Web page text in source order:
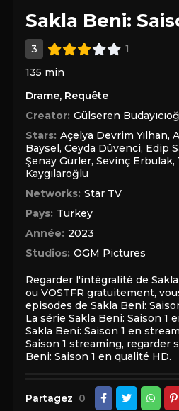
Sakla Beni:
3
1
135 min
Drame, Requête
Creator: Gülseren
Stars: Açelya Devrim Yılhan,
Baysel,Ceyda Düvenci, Edip
Şenay Gürler,Sevinç Erbulak,
Kaygılaroğlu
Networks: Star TV
Pays: Turkey
Année: 2023
Studios: OGM Pictures
Regarder l'intégralité de
ou VOSTFR gratuitement,
episodes de Sakla Beni:
La série Sakla Beni: Saison 1
Sakla Beni: Saison 1 en
Saison 1 streaming, regarder
Beni: Saison 1 en qualité HD.
Partagez 0